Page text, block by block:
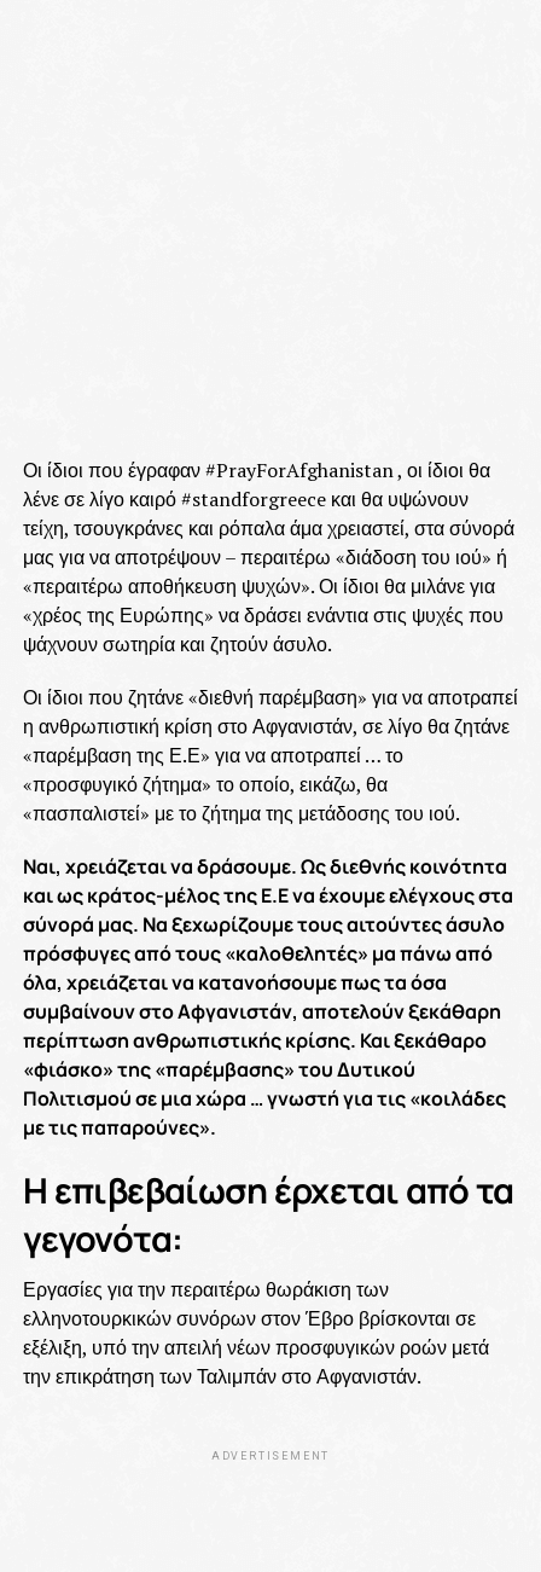
Οι ίδιοι που έγραφαν #PrayForAfghanistan , οι ίδιοι θα
λένε σε λίγο καιρό #standforgreece και θα υψώνουν
τείχη, τσουγκράνες και ρόπαλα άμα χρειαστεί, στα σύνορά
μας για να αποτρέψουν – περαιτέρω «διάδοση του ιού» ή
«περαιτέρω αποθήκευση ψυχών». Οι ίδιοι θα μιλάνε για
«χρέος της Ευρώπης» να δράσει ενάντια στις ψυχές που
ψάχνουν σωτηρία και ζητούν άσυλο.
Οι ίδιοι που ζητάνε «διεθνή παρέμβαση» για να αποτραπεί
η ανθρωπιστική κρίση στο Αφγανιστάν, σε λίγο θα ζητάνε
«παρέμβαση της Ε.Ε» για να αποτραπεί … το
«προσφυγικό ζήτημα» το οποίο, εικάζω, θα
«πασπαλιστεί» με το ζήτημα της μετάδοσης του ιού.
Ναι, χρειάζεται να δράσουμε. Ως διεθνής κοινότητα
και ως κράτος-μέλος της Ε.Ε να έχουμε ελέγχους στα
σύνορά μας. Να ξεχωρίζουμε τους αιτούντες άσυλο
πρόσφυγες από τους «καλοθελητές» μα πάνω από
όλα, χρειάζεται να κατανοήσουμε πως τα όσα
συμβαίνουν στο Αφγανιστάν, αποτελούν ξεκάθαρη
περίπτωση ανθρωπιστικής κρίσης. Και ξεκάθαρο
«φιάσκο» της «παρέμβασης» του Δυτικού
Πολιτισμού σε μια χώρα … γνωστή για τις «κοιλάδες
με τις παπαρούνες».
Η επιβεβαίωση έρχεται από τα
γεγονότα:
Εργασίες για την περαιτέρω θωράκιση των
ελληνοτουρκικών συνόρων στον Έβρο βρίσκονται σε
εξέλιξη, υπό την απειλή νέων προσφυγικών ροών μετά
την επικράτηση των Ταλιμπάν στο Αφγανιστάν.
ADVERTISEMENT